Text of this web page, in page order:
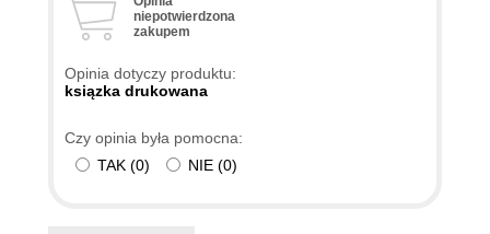
niepotwierdzona
zakupem
Opinia dotyczy produktu:
ksiązka drukowana
Czy opinia była pomocna:
TAK (0) NIE (0)